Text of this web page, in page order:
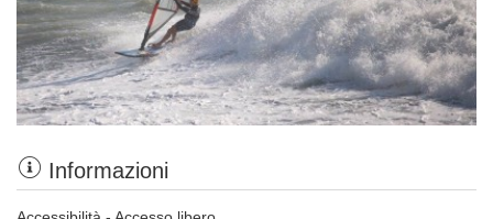
Informazioni